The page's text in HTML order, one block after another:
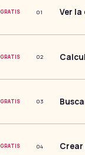
GRATIS 01 Ver la
GRATIS 02
GRATIS 03
GRATIS 04